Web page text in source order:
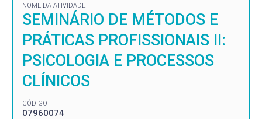
NOME DA ATIVIDADE
SEMINÁRIO DE MÉTODOS E
PRÁTICAS PROFISSIONAIS II:
PSICOLOGIA E PROCESSOS
CLÍNICOS
CÓDIGO
07960074